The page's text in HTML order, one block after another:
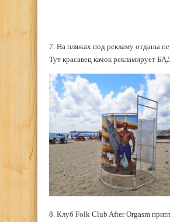
7. На пляжах под рекламу отданы
Тут красавец качок рекламирует
8. Клуб Folk Club After Orgasm